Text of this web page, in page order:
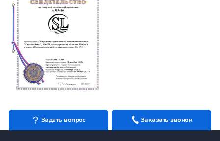
Задать вопрос Заказать звонок